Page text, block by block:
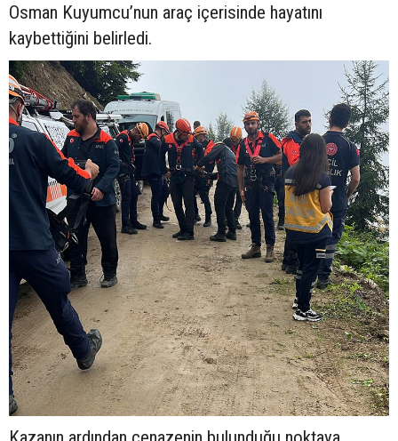
Osman Kuyumcu’nun araç içerisinde hayatını
kaybettiğini belirledi.